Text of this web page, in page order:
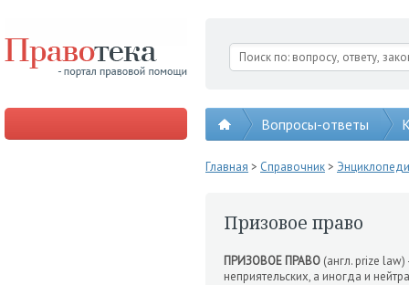
Вопросы-ответы
Главная > Справочник>
Призовое право
ПРИЗОВОЕ ПРАВО (англ. prize
неприятельских, а иногда и